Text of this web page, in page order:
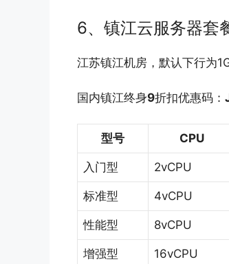
6、镇江云服务器套
江苏镇江机房，默认下行为
国内镇江终身9折扣优惠码：
型号 CPU
入门型 2vCPU
标准型 4vCPU
性能型 8vCPU
增强型 16vCPU